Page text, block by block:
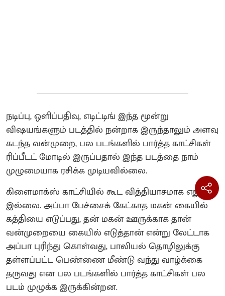
நடிப்பு, ஒளிப்பதிவு, எடிட்டிங் இந்த மூன்று
விஷயங்களும் படத்தில் நன்றாக இருந்தாலும் அளவு
கடந்த வன்முறை, பல படங்களில் பார்த்த காட்சிகள்
ரிப்பீடட் மோடில் இருப்பதால் இந்த படத்தை நாம்
முழுமையாக ரசிக்க முடியவில்லை.
கிளைமாக்ஸ் காட்சியில் கூட வித்தியாசமாக எதுவும்
இல்லை. அப்பா பேச்சைக் கேட்காத மகன் கையில்
கத்தியை எடுப்பது, தன் மகன் ஊருக்காக தான்
வன்முறையை கையில் எடுத்தான் என்று லேட்டாக
அப்பா புரிந்து கொள்வது, பாலியல் தொழிலுக்கு
தள்ளப்பட்ட பெண்ணை மீண்டு வந்து வாழ்க்கை
தருவது என பல படங்களில் பார்த்த காட்சிகள் பல
படம் முழுக்க இருக்கின்றன.